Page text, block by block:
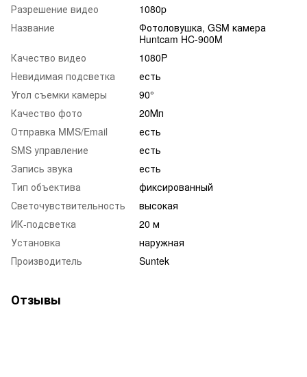
Разрешение видео
1080p
Название
Фотоловушка, GSM камера
Huntcam HC-900M
Качество видео
1080P
Невидимая подсветка
есть
Угол съемки камеры
90°
Качество фото
20Мп
Отправка MMS/Email
есть
SMS управление
есть
Запись звука
есть
Тип объектива
фиксированный
Светочувствительность
высокая
ИК-подсветка
20 м
Установка
наружная
Производитель
Suntek
Отзывы